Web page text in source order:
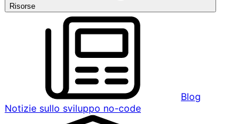
Risorse
Blog
Notizie sullo sviluppo no-code